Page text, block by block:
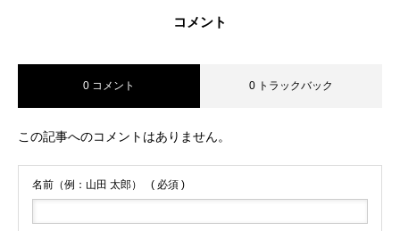
コメント
0 コメント 0 トラックバック
この記事へのコメントはありません。
名前（例：山田 太郎） ( 必須 )